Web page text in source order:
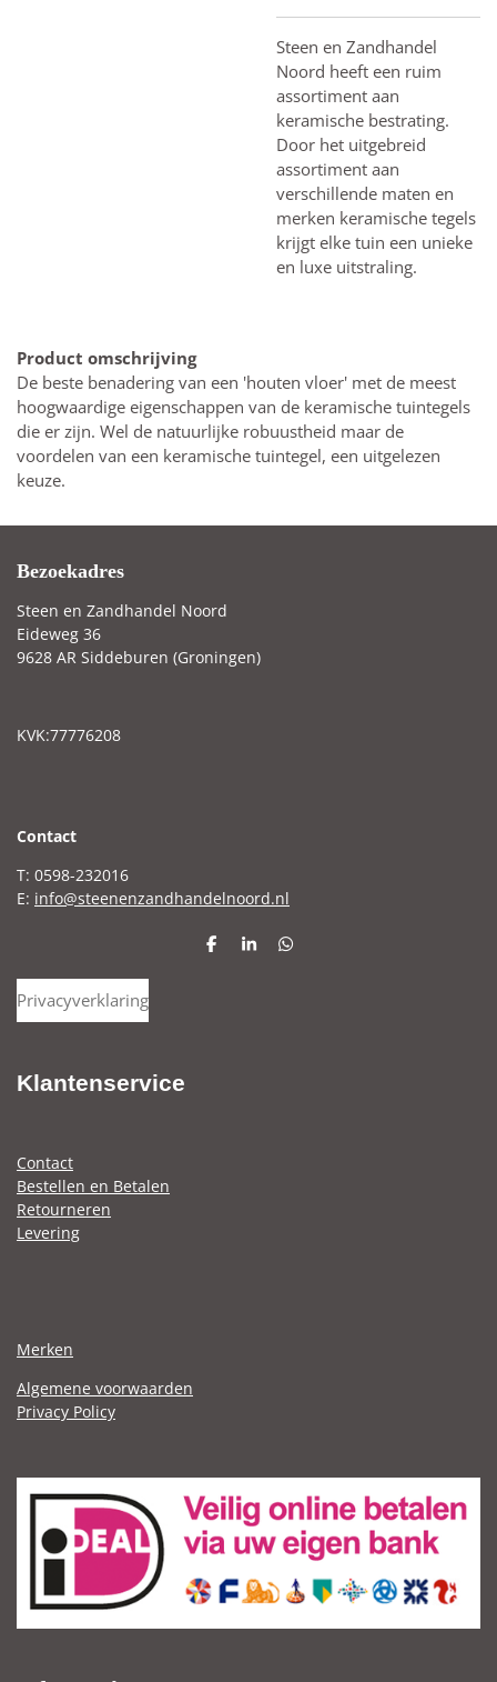
Steen en Zandhandel
Noord heeft een ruim
assortiment aan
keramische bestrating.
Door het uitgebreid
assortiment aan
verschillende maten en
merken keramische tegels
krijgt elke tuin een unieke
en luxe uitstraling.
Product omschrijving
De beste benadering van een 'houten vloer' met de meest
hoogwaardige eigenschappen van de keramische tuintegels
die er zijn. Wel de natuurlijke robuustheid maar de
voordelen van een keramische tuintegel, een uitgelezen
keuze.
Bezoekadres
Steen en Zandhandel Noord
Eideweg 36
9628 AR Siddeburen (Groningen)
KVK:77776208
Contact
T: 0598-232016
E: info@steenenzandhandelnoord.nl
D
S
D
Privacyverklaring
Klantenservice
Contact
Bestellen en Betalen
Retourneren
Levering
Merken
Algemene voorwaarden
Privacy Policy